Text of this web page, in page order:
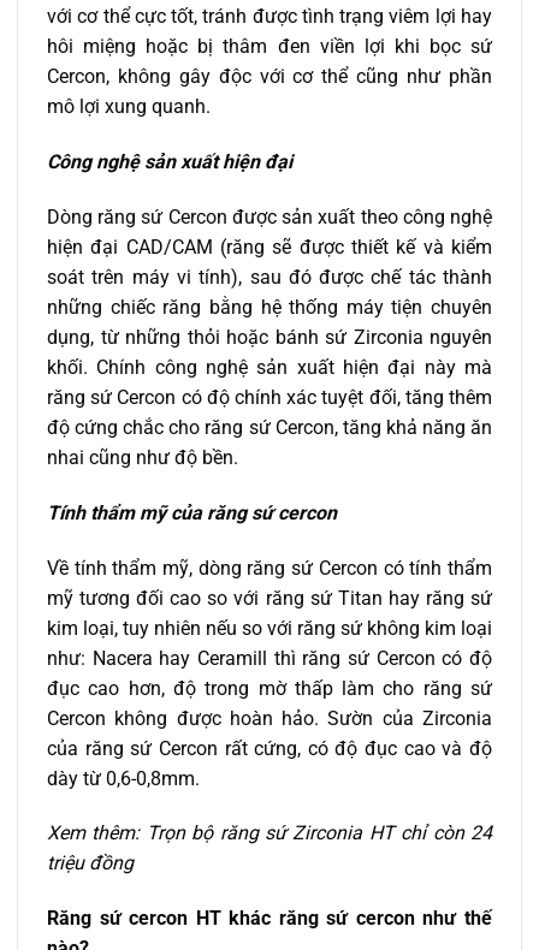
với cơ thể cực tốt, tránh được tình trạng viêm lợi hay
hôi miệng hoặc bị thâm đen viền lợi khi bọc sứ
Cercon, không gây độc với cơ thể cũng như phần
mô lợi xung quanh.
Công nghệ sản xuất hiện đại
Dòng răng sứ Cercon được sản xuất theo công nghệ
hiện đại CAD/CAM (răng sẽ được thiết kế và kiểm
soát trên máy vi tính), sau đó được chế tác thành
những chiếc răng bằng hệ thống máy tiện chuyên
dụng, từ những thỏi hoặc bánh sứ Zirconia nguyên
khối. Chính công nghệ sản xuất hiện đại này mà
răng sứ Cercon có độ chính xác tuyệt đối, tăng thêm
độ cứng chắc cho răng sứ Cercon, tăng khả năng ăn
nhai cũng như độ bền.
Tính thẩm mỹ của răng sứ cercon
Về tính thẩm mỹ, dòng răng sứ Cercon có tính thẩm
mỹ tương đối cao so với răng sứ Titan hay răng sứ
kim loại, tuy nhiên nếu so với răng sứ không kim loại
như: Nacera hay Ceramill thì răng sứ Cercon có độ
đục cao hơn, độ trong mờ thấp làm cho răng sứ
Cercon không được hoàn hảo. Sườn của Zirconia
của răng sứ Cercon rất cứng, có độ đục cao và độ
dày từ 0,6-0,8mm.
Xem thêm: Trọn bộ răng sứ Zirconia HT chỉ còn 24
triệu đồng
Răng sứ cercon HT khác răng sứ cercon như thế